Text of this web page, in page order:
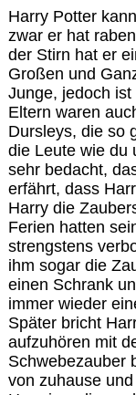
Harry Potter
zwar er hat
der Stirn hat er
Großen und
Junge, jedoch
Eltern waren
Dursleys, die so
die Leute wie du
sehr bedacht,
erfährt, dass
Harry die
Ferien hatten
strengstens
ihm sogar die
einen Schrank
immer wieder
Später bricht
aufzuhören mit
Schwebezauber
von zuhause